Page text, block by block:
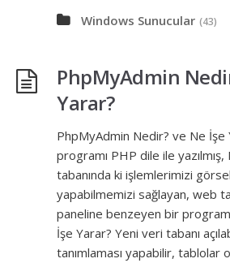
Windows Sunucular (43)
PhpMyAdmin
Yarar?
PhpMyAdmin Nedir? ve Ne İşe
programı PHP dile ile
tabanında ki işlemlerimizi
yapabilmemizi sağlayan, web
paneline benzeyen bir
İşe Yarar? Yeni veri tabanı
tanımlaması yapabilir, tablolar